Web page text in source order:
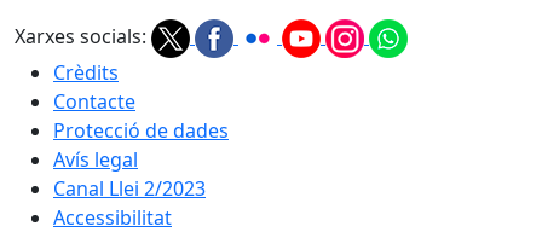
Xarxes socials:
Crèdits
Contacte
Protecció de dades
Avís legal
Canal Llei 2/2023
Accessibilitat